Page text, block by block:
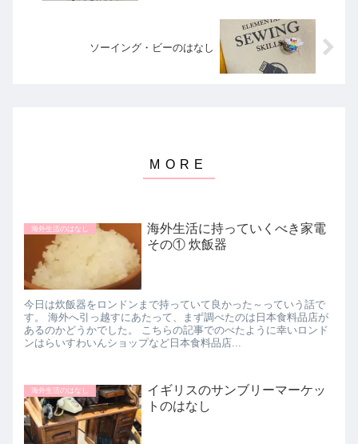
ソーイング・ビーのはなし
海外生活のはなし
海外生活に持っていくべき家電
その① 炊飯器
今日は炊飯器をロンドンまで持っていて良かった～っていう話で
す。 海外へ引っ越すにあたって、まず調べたのは日本食料品店が
あるのかどうかでした。 こちらの記事でのべたように幸いロンド
ンはらいすわいんショップなど日本食料品店...
海外生活のはなし
イギリスのサンブリーマーケッ
トのはなし